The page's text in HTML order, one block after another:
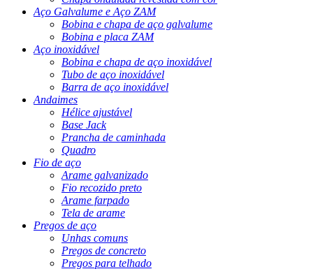
Aço Galvalume e Aço ZAM
Bobina e chapa de aço galvalume
Bobina e placa ZAM
Aço inoxidável
Bobina e chapa de aço inoxidável
Tubo de aço inoxidável
Barra de aço inoxidável
Andaimes
Hélice ajustável
Base Jack
Prancha de caminhada
Quadro
Fio de aço
Arame galvanizado
Fio recozido preto
Arame farpado
Tela de arame
Pregos de aço
Unhas comuns
Pregos de concreto
Pregos para telhado